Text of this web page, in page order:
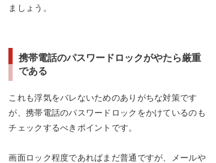
ましょう。
携帯電話のパスワードロックがやたら厳重
である
これも浮気をバレないためのありがちな対策です
が、携帯電話のパスワードロックをかけているのも
チェックするべきポイントです。
画面ロック程度であればまだ普通ですが、メールや